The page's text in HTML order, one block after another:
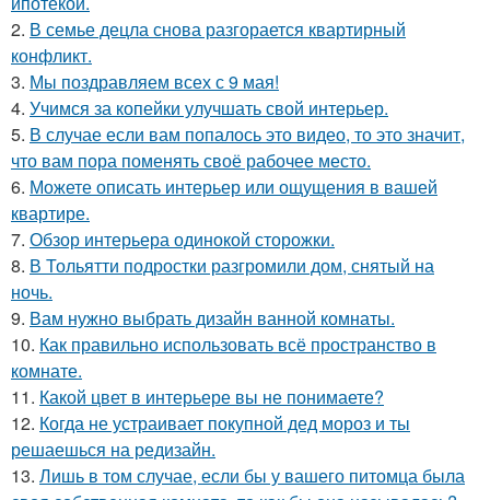
2. В семье децла снова разгорается квартирный
конфликт.
3. Мы поздравляем всех с 9 мая!
4. Учимся за копейки улучшать свой интерьер.
5. В случае если вам попалось это видео, то это значит,
что вам пора поменять своё рабочее место.
6. Можете описать интерьер или ощущения в вашей
квартире.
7. Обзор интерьера одинокой сторожки.
8. В Тольятти подростки разгромили дом, снятый на
ночь.
9. Вам нужно выбрать дизайн ванной комнаты.
10. Как правильно использовать всё пространство в
комнате.
11. Какой цвет в интерьере вы не понимаете?
12. Когда не устраивает покупной дед мороз и ты
решаешься на редизайн.
13. Лишь в том случае, если бы у вашего питомца была